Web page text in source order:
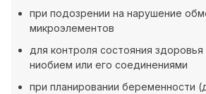
при подозрении на нарушение
микроэлементов
для контроля состояния
ниобием или его соединениями
при планировании беременности